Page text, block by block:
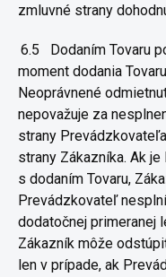
zmluvné strany
6.5
Dodaním Tovaru
moment dodania
Neoprávnené
nepovažuje za
strany
strany Zákazníka. Ak
s dodaním Tovaru,
Prevádzkovateľ
dodatočnej primeranej
Zákazník môže
len v prípade, ak